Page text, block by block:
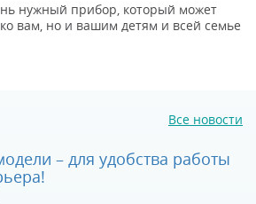
нужный прибор, который может
вам, но и вашим детям и всей семье
Все новости
– для удобства работы